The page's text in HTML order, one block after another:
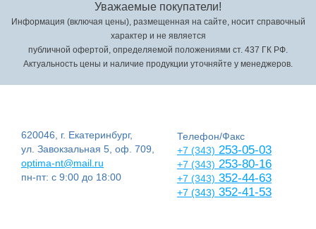
Уважаемые покупатели!
Информация (включая цены), размещенная на сайте, носит справочный
характер и не является
публичной офертой, определяемой положениями ст. 437 ГК РФ.
Актуальность цены и наличие продукции уточняйте у менеджеров.
620046, г. Екатеринбург,
ул. Завокзальная 5, оф. 709,
optima-nt@mail.ru
пн-пт: с 9:00 до 18:00
Телефон/Факс
+7 (343) 253-05-03
+7 (343) 253-80-16
+7 (343) 352-44-63
+7 (343) 352-41-53